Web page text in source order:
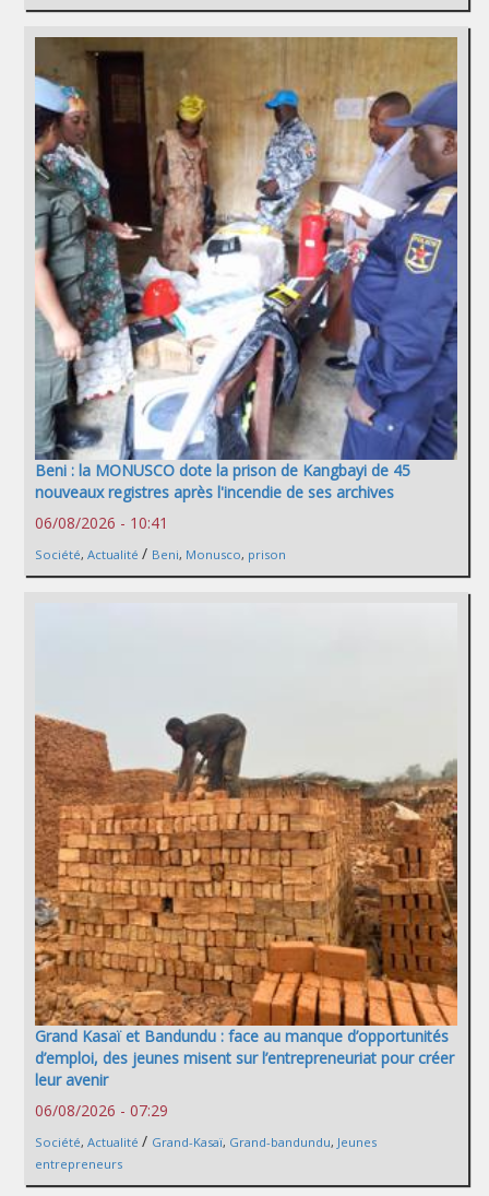
Beni : la MONUSCO dote la prison de Kangbayi de 45
nouveaux registres après l'incendie de ses archives
06/08/2026 - 10:41
Société, Actualité / Beni, Monusco, prison
Grand Kasaï et Bandundu : face au manque d’opportunités
d’emploi, des jeunes misent sur l’entrepreneuriat pour créer
leur avenir
06/08/2026 - 07:29
Société, Actualité / Grand-Kasaï, Grand-bandundu, Jeunes
entrepreneurs